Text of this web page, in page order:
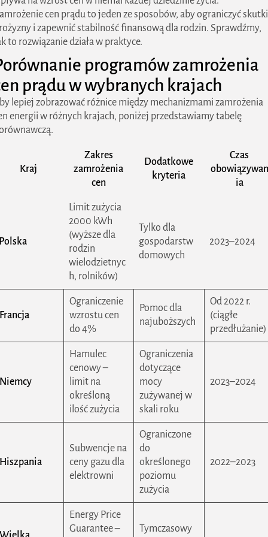
cen prądu to jeden ze sposobów, aby ograniczyć skutki
i zapewnić stabilność finansową dla rodzin. Sprawdźmy,
to rozwiązanie działa w praktyce.
programów zamrożenia
prądu w wybranych krajach
lepiej zobrazować różnice między mechanizmami zamrożenia
energii w różnych krajach, poniżej przedstawiamy tabelę
Kraj
Zakres
zamrożenia
cen
Dodatkowe
kryteria
Czas
obowiązywan
ia
Polska
Limit zużycia
2000 kWh
(wyższe dla
rodzin
wielodzietnyc
h, rolników)
Tylko dla
gospodarstw
domowych
2023–2024
Francja
Ograniczenie
wzrostu cen
do 4%
Pomoc dla
najuboższych
Od 2022 r.
(ciągłe
przedłużanie)
Niemcy
Hamulec
cenowy –
limit na
określoną
ilość zużycia
Ograniczenia
dotyczące
mocy
zużywanej w
skali roku
2023–2024
Hiszpania
Subwencje na
ceny gazu dla
elektrowni
Ograniczone
do
określonego
poziomu
zużycia
2022–2023
Energy Price
Guarantee –
Tymczasowy